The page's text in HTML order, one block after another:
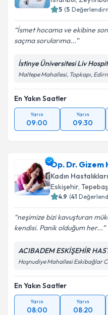
5 (5
İsmet hocama ve ekibine
saçma sorularıma...
İstinye Üniversitesi Liv
Maltepe Mahallesi, Topkapı,
En Yakın Saatler
Yarın
09:00
Yarın
09:30
Op. Dr. Gizem
Kadın
Eskişehir,
4.9 (41
neşimize bizi kavuşturan
kendisi. Panik olduğum her...
ACIBADEM ESKİŞEHİR
Hoşnudiye Mahallesi Eskibağlar
En Yakın Saatler
Yarın
08:00
Yarın
08:20